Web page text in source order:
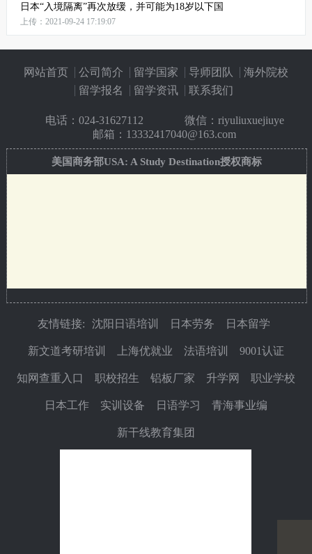
日本“入境隔离”再次放缓，并可能为18岁以下国
上传：2021-09-24 17:19:07
网站首页 公司简介 留学国家 导师团队
海外院校
留学报名
留学资讯 联系我们
电话： 024-31627112
微信：riyuliuxuejiuye
邮箱：13332417040@163.com
美国商务部USA: A Study Destination授权商标
友情链接: 沈阳日语培训 日本劳务 日本留学
新文道考研培训 上海优就业 法语培训 9001认证
知网查重入口 职校招生 铝板厂家 升学网 职业学校
日本工作 实训设备 日语学习 青海事业编
新干线教育集团